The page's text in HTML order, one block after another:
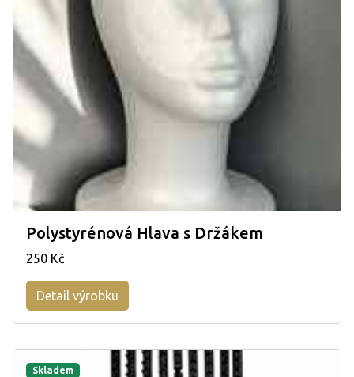
Polystyrénová Hlava s Držákem
250 Kč
Detail výrobku
Skladem